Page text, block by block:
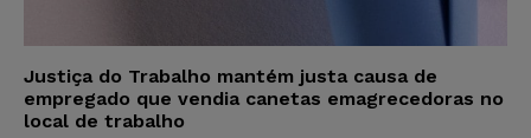
Justiça do Trabalho mantém justa causa de
empregado que vendia canetas emagrecedoras no
local de trabalho